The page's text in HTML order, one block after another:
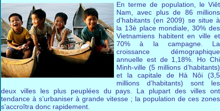
En terme de population, le Viêt
Nam, avec plus de 86 millions
d’habitants (en 2009) se situe à
la 13è place mondiale, 30% des
Vietnamiens habitent en ville et
70% à la campagne. La
croissance démographique
annuelle est de 1,18%. Ho Chi
Minh-ville (5 millions d’habitants)
et la capitale de Hà Nôi (3,5
millions d’habitants) sont les
deux villes les plus peuplées du pays. La plupart des villes ont
tendance à s’urbaniser à grande vitesse ; la population de ces zones
s’accroîtra donc rapidement.